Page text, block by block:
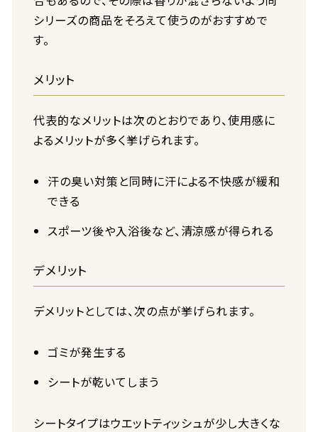
シリーズの商品をそろえて使うのがおすすめで
す。
メリット
代表的なメリットは次のとおりであり、使用感に
よるメリットが多く挙げられます。
汗の臭い対策と同時に汗による不快感が緩和
できる
スポーツ後や入浴後など、清涼感が得られる
デメリット
デメリットとしては、次の点が挙げられます。
ゴミが発生する
シートが乾いてしまう
シートタイプはウエットティッシュが少し大きくな